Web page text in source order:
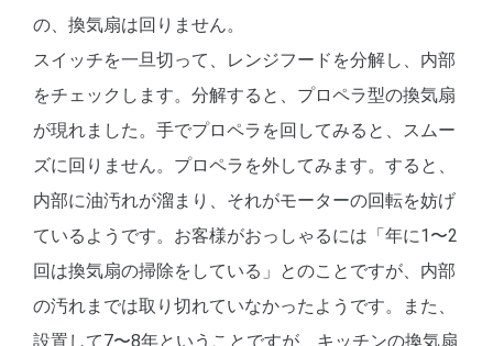
の、換気扇は回りません。
スイッチを一旦切って、レンジフードを分解し、内部
をチェックします。分解すると、プロペラ型の換気扇
が現れました。手でプロペラを回してみると、スムー
ズに回りません。プロペラを外してみます。すると、
内部に油汚れが溜まり、それがモーターの回転を妨げ
ているようです。お客様がおっしゃるには「年に1〜2
回は換気扇の掃除をしている」とのことですが、内部
の汚れまでは取り切れていなかったようです。また、
設置して7〜8年ということですが、キッチンの換気扇